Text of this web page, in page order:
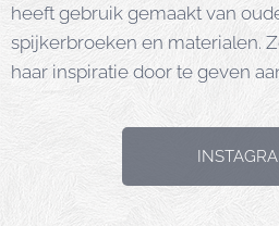
heeft gebruik gemaakt van
spijkerbroeken en materialen.
haar inspiratie door te geven